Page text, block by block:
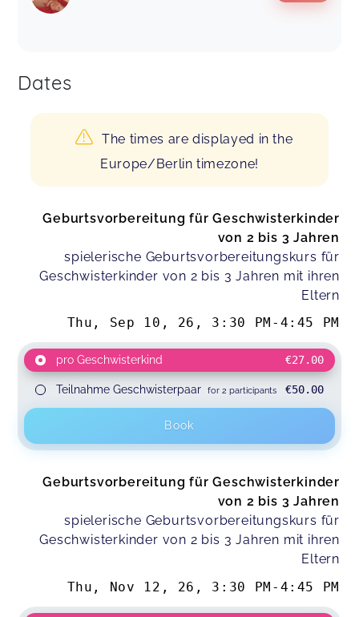
Dates
The times are displayed in the
Europe/Berlin timezone!
Geburtsvorbereitung für Geschwisterkinder
von 2 bis 3 Jahren
spielerische Geburtsvorbereitungskurs für
Geschwisterkinder von 2 bis 3 Jahren mit ihren
Eltern
Thu, Sep 10, 26 , 3:30 PM - 4:45 PM
pro Geschwisterkind €27.00
Teilnahme Geschwisterpaar for 2 participants €50.00
Book
Geburtsvorbereitung für Geschwisterkinder
von 2 bis 3 Jahren
spielerische Geburtsvorbereitungskurs für
Geschwisterkinder von 2 bis 3 Jahren mit ihren
Eltern
Thu, Nov 12, 26 , 3:30 PM - 4:45 PM